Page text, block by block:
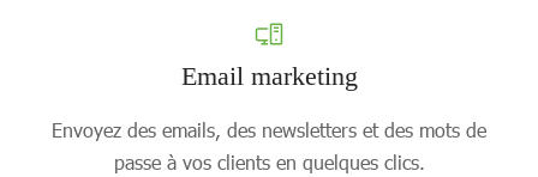
Email marketing
Envoyez des emails, des newsletters et des mots de
passe à vos clients en quelques clics.